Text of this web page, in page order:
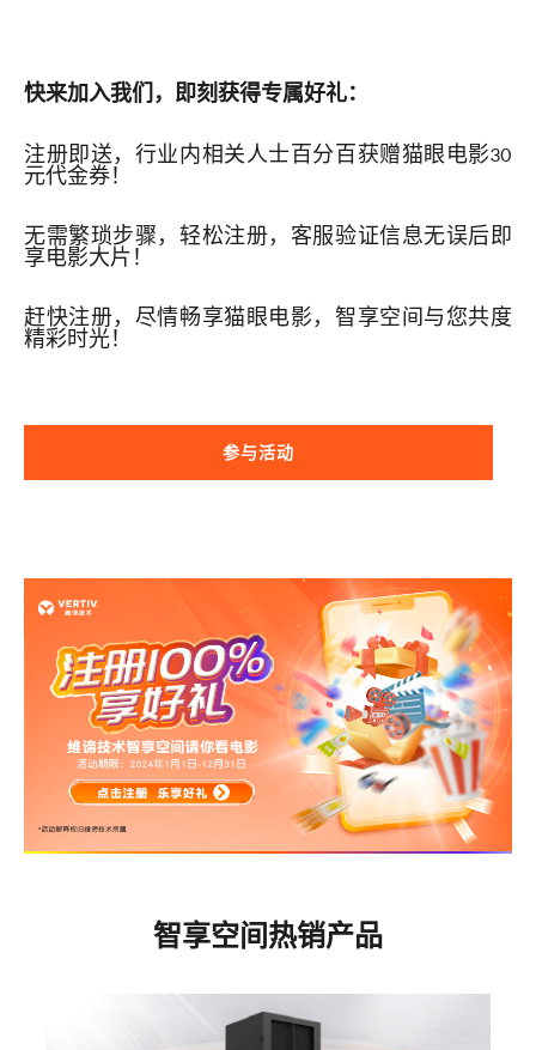
快来加入我们，即刻获得专属好礼：
注册即送，行业内相关人士百分百获赠猫眼电影30
元代金券！
无需繁琐步骤，轻松注册，客服验证信息无误后即
享电影大片！
赶快注册，尽情畅享猫眼电影，智享空间与您共度
精彩时光！
参与活动
智享空间热销产品